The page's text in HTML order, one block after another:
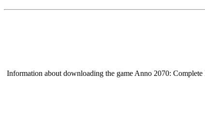
Information about downloading the game Anno 2070: